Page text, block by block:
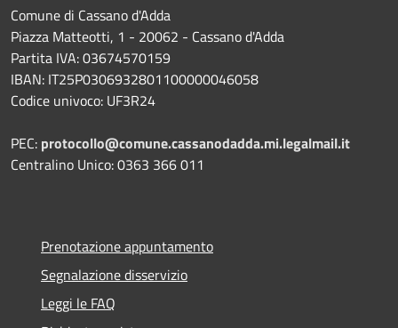
Comune di Cassano d'Adda
Piazza Matteotti, 1 - 20062 - Cassano d'Adda
Partita IVA: 03674570159
IBAN: IT25P0306932801100000046058
Codice univoco: UF3R24
PEC: protocollo@comune.cassanodadda.mi.legalmail.it
Centralino Unico: 0363 366 011
Prenotazione appuntamento
Segnalazione disservizio
Leggi le FAQ